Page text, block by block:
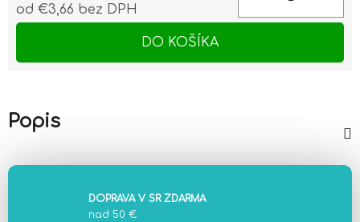
od €3,66 bez DPH
DO KOŠÍKA
Popis
DOPRAVA V SR ZDARMA
nad 50 €